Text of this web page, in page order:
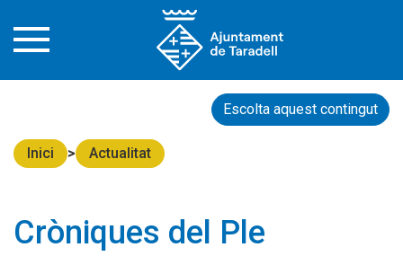
Escolta aquest contingut
Inici Actualitat
Cròniques del Ple